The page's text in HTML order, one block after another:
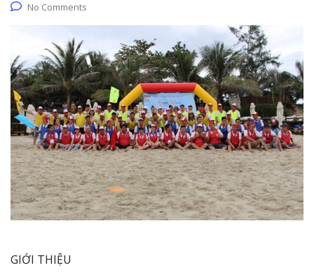
No Comments
GIỚI THIỆU